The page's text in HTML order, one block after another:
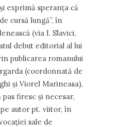
exprimă speranța că
cursă lungă”, în
(via I. Slavici,
debut editorial al lui
publicarea romanului
(coordonnată de
și Viorel Marineasa),
firesc și necesar,
autor pt. viitor, în
sale de